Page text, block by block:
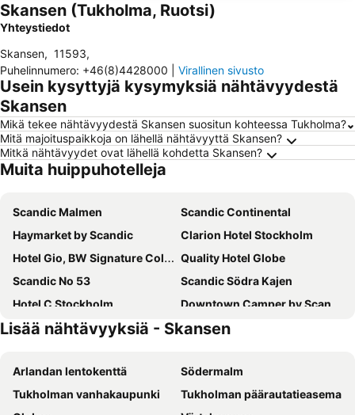
Skansen (Tukholma, Ruotsi)
Yhteystiedot
Skansen, 11593,
Puhelinnumero: +46(8)4428000 Virallinen sivusto
Usein kysyttyjä kysymyksiä nähtävyydestä
Skansen
Mikä tekee nähtävyydestä Skansen suositun kohteessa Tukholma?
Mitä majoituspaikkoja on lähellä nähtävyyttä Skansen?
Mitkä nähtävyydet ovat lähellä kohdetta Skansen?
Muita huippuhotelleja
Scandic Malmen
Scandic Continental
Haymarket by Scandic
Clarion Hotel Stockholm
Hotel Gio, BW Signature Collection
Quality Hotel Globe
Scandic No 53
Scandic Södra Kajen
Hotel C Stockholm
Downtown Camper by Scandic
Scandic Grand Central
Scandic Go Sankt Eriksgatan 20
STF Hotel Zinkensdamm
Comfort Hotel Xpress Stockholm Central
Scandic Sjöfartshotellet
Castle House Inn
Lisää nähtävyyksiä - Skansen
Arlandan lentokenttä
Södermalm
Tukholman vanhakaupunki
Tukholman päärautatieasema